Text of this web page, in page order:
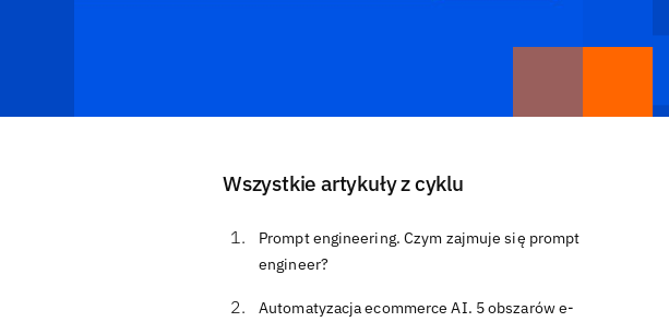
Wszystkie artykuły z cyklu
Prompt engineering. Czym zajmuje się prompt
engineer?
Automatyzacja ecommerce AI. 5 obszarów e-